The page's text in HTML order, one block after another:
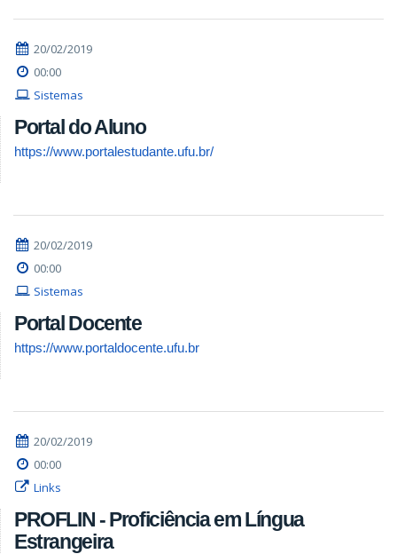
20/02/2019
00:00
Sistemas
Portal do Aluno
https://www.portalestudante.ufu.br/
20/02/2019
00:00
Sistemas
Portal Docente
https://www.portaldocente.ufu.br
20/02/2019
00:00
Links
PROFLIN - Proficiência em Língua
Estrangeira